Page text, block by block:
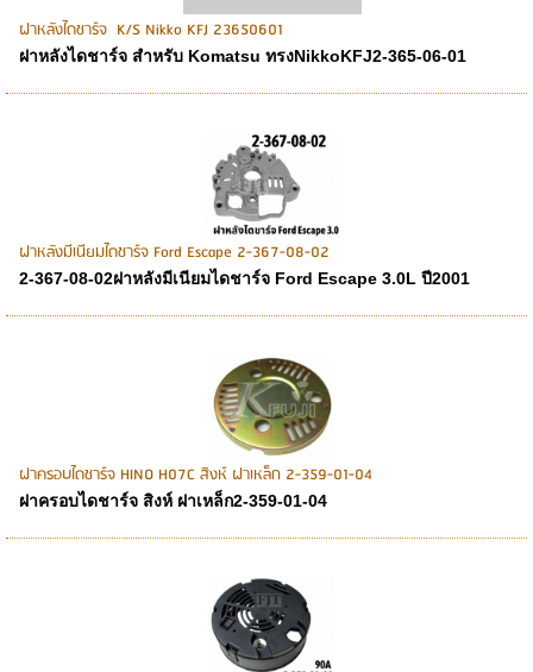
ฝาหลังไดชาร์จ K/S Nikko KFJ 23650601
ฝาหลังไดชาร์จ สำหรับ Komatsu ทรงNikkoKFJ2-365-06-01
ฝาหลังมีเนียมไดชาร์จ Ford Escape 2-367-08-02
2-367-08-02ฝาหลังมีเนียมไดชาร์จ Ford Escape 3.0L ปี2001
ฝาครอบไดชาร์จ HINO H07C สิงห์ ฝาเหล็ก 2-359-01-04
ฝาครอบไดชาร์จ สิงห์ ฝาเหล็ก2-359-01-04